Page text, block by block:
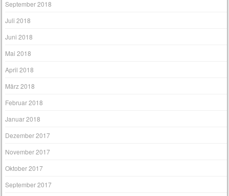
September 2018
Juli 2018
Juni 2018
Mai 2018
April 2018
März 2018
Februar 2018
Januar 2018
Dezember 2017
November 2017
Oktober 2017
September 2017